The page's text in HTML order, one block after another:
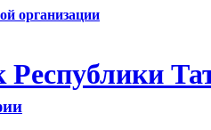
организации